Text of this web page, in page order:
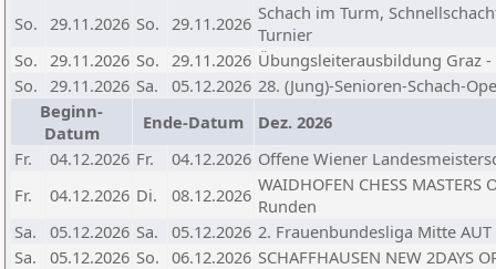
So. 29.11.2026 So. 29.11.2026 Schach im Turm,
Turnier
So. 29.11.2026 So. 29.11.2026 Übungsleiterausbildung Graz -
So. 29.11.2026 Sa. 05.12.2026 28. (Jung)-Senioren-Schach-
Beginn-
Datum
Ende-Datum
Dez. 2026
Fr.
04.12.2026 Fr. 04.12.2026 Offene Wiener
Fr.
04.12.2026 Di. 08.12.2026 WAIDHOFEN CHESS
Runden
Sa.
05.12.2026 Sa. 05.12.2026 2. Frauenbundesliga Mitte
Sa.
05.12.2026 So. 06.12.2026 SCHAFFHAUSEN NEW 2DAYS